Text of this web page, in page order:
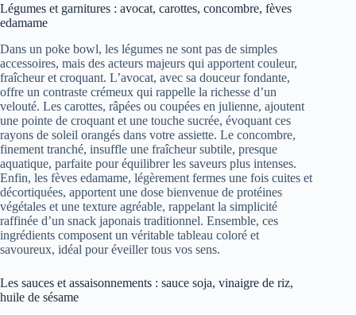
Légumes et garnitures : avocat, carottes, concombre, fèves
edamame
Dans un poke bowl, les légumes ne sont pas de simples
accessoires, mais des acteurs majeurs qui apportent couleur,
fraîcheur et croquant. L’avocat, avec sa douceur fondante,
offre un contraste crémeux qui rappelle la richesse d’un
velouté. Les carottes, râpées ou coupées en julienne, ajoutent
une pointe de croquant et une touche sucrée, évoquant ces
rayons de soleil orangés dans votre assiette. Le concombre,
finement tranché, insuffle une fraîcheur subtile, presque
aquatique, parfaite pour équilibrer les saveurs plus intenses.
Enfin, les fèves edamame, légèrement fermes une fois cuites et
décortiquées, apportent une dose bienvenue de protéines
végétales et une texture agréable, rappelant la simplicité
raffinée d’un snack japonais traditionnel. Ensemble, ces
ingrédients composent un véritable tableau coloré et
savoureux, idéal pour éveiller tous vos sens.
Les sauces et assaisonnements : sauce soja, vinaigre de riz,
huile de sésame